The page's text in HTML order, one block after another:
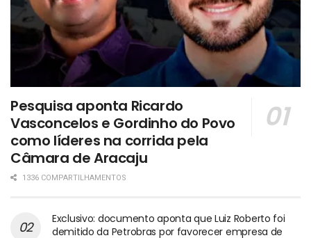
Pesquisa aponta Ricardo
Vasconcelos e Gordinho do Povo
como líderes na corrida pela
Câmara de Aracaju
1336 COMPARTILHAMENTOS
Exclusivo: documento aponta que Luiz Roberto foi
demitido da Petrobras por favorecer empresa de